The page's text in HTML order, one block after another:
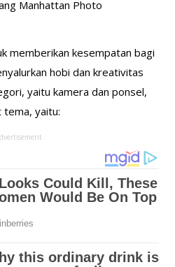
Manhattan Photo
memberikan kesempatan bagi
hobi dan kreativitas
yaitu kamera dan ponsel,
tema, yaitu: